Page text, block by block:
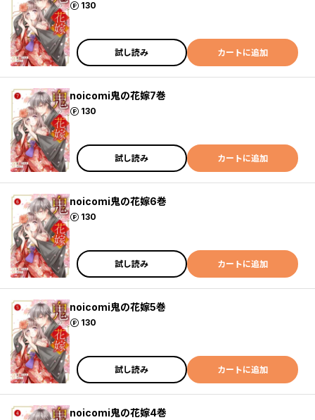
130
ポイント
試し読み カートに追加
noicomi鬼の花嫁7巻
130
ポイント
試し読み カートに追加
noicomi鬼の花嫁6巻
130
ポイント
試し読み カートに追加
noicomi鬼の花嫁5巻
130
ポイント
試し読み カートに追加
noicomi鬼の花嫁4巻